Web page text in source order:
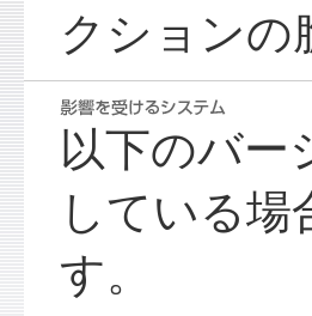
クションの
以下のバー
している場
す。